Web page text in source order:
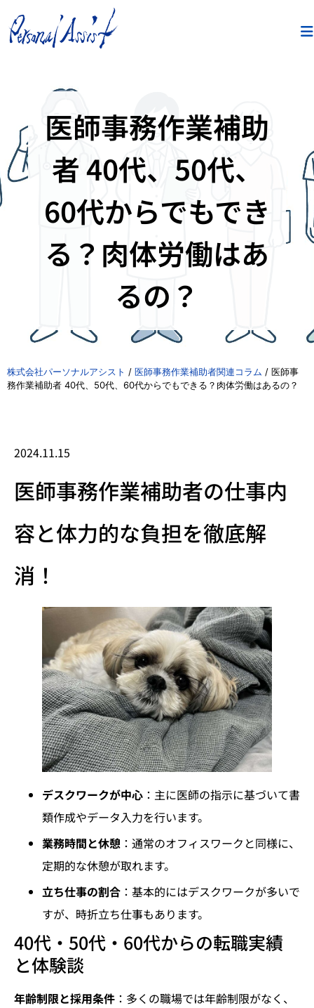
医師事務作業補助
者 40代、50代、
60代からでもでき
る？肉体労働はあ
るの？
株式会社パーソナルアシスト / 医師事務作業補助者関連コラム / 医師事
務作業補助者 40代、50代、60代からでもできる？肉体労働はあるの？
2024.11.15
医師事務作業補助者の仕事内
容と体力的な負担を徹底解
消！
デスクワークが中心 ：主に医師の指示に基づいて書
類作成やデータ入力を行います。
業務時間と休憩 ：通常のオフィスワークと同様に、
定期的な休憩が取れます。
立ち仕事の割合 ：基本的にはデスクワークが多いで
すが、時折立ち仕事もあります。
40代・50代・60代からの転職実績
と体験談
年齢制限と採用条件 ：多くの職場では年齢制限がなく、